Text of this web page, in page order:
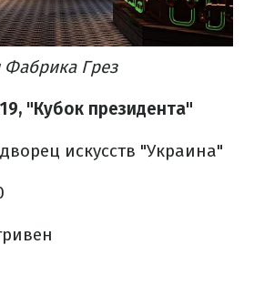
Фабрика Грез
"Кубок президента"
искусств "Украина"